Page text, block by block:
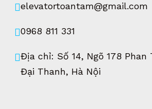
elevatortoantam@gmail.com
0968 811 331
Địa chỉ: Số 14, Ngõ 178 Phan
Đại Thanh, Hà Nội